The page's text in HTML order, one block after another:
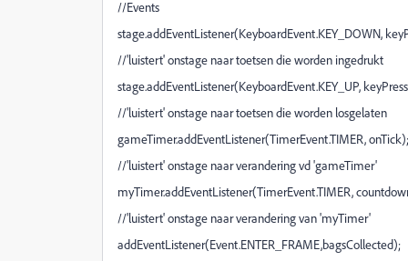
//Events
stage.addEventListener(KeyboardEvent.KEY_DOWN,
//'luistert' onstage naar toetsen die worden ingedrukt
stage.addEventListener(KeyboardEvent.KEY_UP,
//'luistert' onstage naar toetsen die worden losgelaten
gameTimer.addEventListener(TimerEvent.TIMER, onTick);
//'luistert' onstage naar verandering vd 'gameTimer'
myTimer.addEventListener(TimerEvent.TIMER,
//'luistert' onstage naar verandering van 'myTimer'
addEventListener(Event.ENTER_FRAME,bagsCollected);